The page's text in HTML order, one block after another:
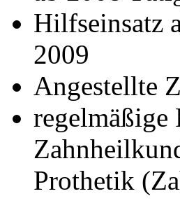
Hilfseinsatz
2009
Angestellte
regelmäßige
Prothetik